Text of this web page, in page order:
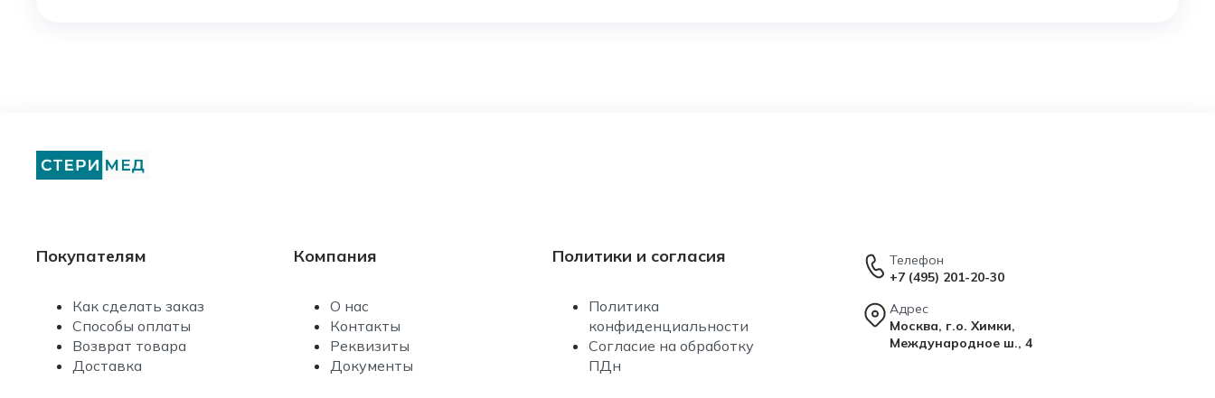
Покупателям
Как сделать заказ
Способы оплаты
Возврат товара
Доставка
Компания
О нас
Контакты
Реквизиты
Документы
Политики и согласия
Политика
конфиденциальности
Согласие на обработку
ПДн
Телефон
+7 (495) 201-20-30
Адрес
Москва, г.о. Химки,
Международное ш., 4